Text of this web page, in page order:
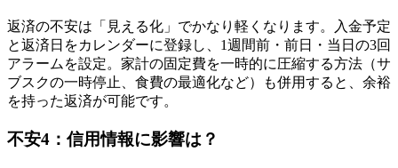
返済の不安は「見える化」でかなり軽くなります。入金予定
と返済日をカレンダーに登録し、1週間前・前日・当日の3回
アラームを設定。家計の固定費を一時的に圧縮する方法（サ
ブスクの一時停止、食費の最適化など）も併用すると、余裕
を持った返済が可能です。
不安4：信用情報に影響は？